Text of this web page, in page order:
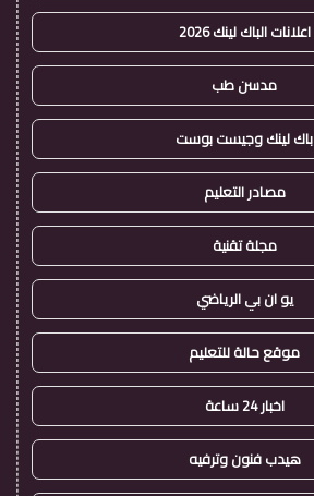
اعلانات الباك لينك 2026
مدسن طب
باك لينك وجيست بوست
مصادر التعليم
مجلة تقنية
يو ان بي الرياضي
موقع حالة للتعليم
اخبار 24 ساعة
هيدب فنون وترفيه